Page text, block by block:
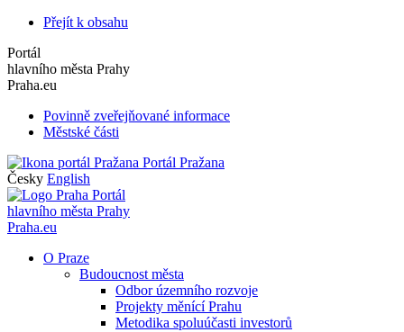
Přejít k obsahu
Portál
hlavního města Prahy
Praha.eu
Povinně zveřejňované informace
Městské části
Portál Pražana
Česky English
Portál
hlavního města Prahy
Praha.eu
O Praze
Budoucnost města
Odbor územního rozvoje
Projekty měnící Prahu
Metodika spoluúčasti investorů